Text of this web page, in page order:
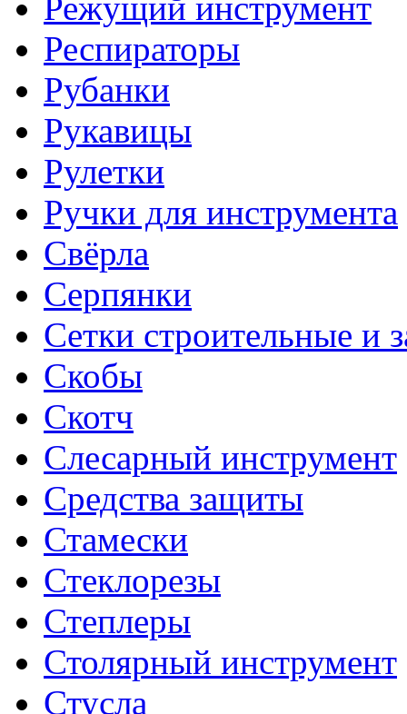
Респираторы
Рубанки
Рукавицы
Рулетки
Ручки для инструмента
Свёрла
Серпянки
Сетки строительные и
Скобы
Скотч
Слесарный инструмент
Средства защиты
Стамески
Стеклорезы
Степлеры
Столярный инструмент
Стусла